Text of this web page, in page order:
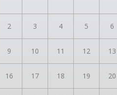
2 3 4 5 6
9 10 11 12 13
16 17 18 19 20